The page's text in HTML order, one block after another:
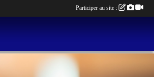
Participer au site :